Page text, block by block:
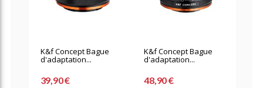
K&f Concept Bague
d'adaptation...
39,90 €
K&f Concept Bague
d'adaptation...
48,90 €